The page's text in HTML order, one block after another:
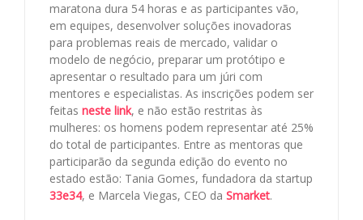
maratona dura 54 horas e as participantes vão,
em equipes, desenvolver soluções inovadoras
para problemas reais de mercado, validar o
modelo de negócio, preparar um protótipo e
apresentar o resultado para um júri com
mentores e especialistas. As inscrições podem ser
feitas neste link, e não estão restritas às
mulheres: os homens podem representar até 25%
do total de participantes. Entre as mentoras que
participarão da segunda edição do evento no
estado estão: Tania Gomes, fundadora da startup
33e34, e Marcela Viegas, CEO da Smarket.